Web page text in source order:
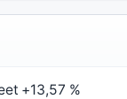
+13,57 %